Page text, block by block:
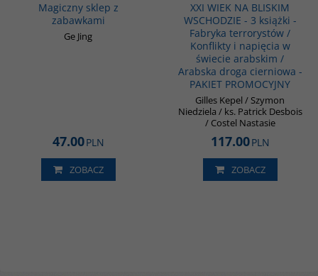
Magiczny sklep z
zabawkami
Ge Jing
47.00PLN
ZOBACZ
XXI WIEK NA BLISKIM
WSCHODZIE - 3 książki -
Fabryka terrorystów /
Konflikty i napięcia w
świecie arabskim /
Arabska droga cierniowa -
PAKIET PROMOCYJNY
Gilles Kepel / Szymon
Niedziela / ks. Patrick Desbois
/ Costel Nastasie
117.00PLN
ZOBACZ